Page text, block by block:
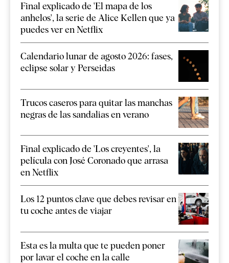
Final explicado de 'El mapa de los
anhelos', la serie de Alice Kellen que ya
puedes ver en Netflix
Calendario lunar de agosto 2026: fases,
eclipse solar y Perseidas
Trucos caseros para quitar las manchas
negras de las sandalias en verano
Final explicado de 'Los creyentes', la
película con José Coronado que arrasa
en Netflix
Los 12 puntos clave que debes revisar en
tu coche antes de viajar
Esta es la multa que te pueden poner
por lavar el coche en la calle